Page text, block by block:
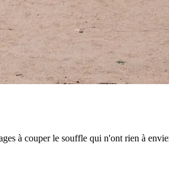
à couper le souffle qui n'ont rien à